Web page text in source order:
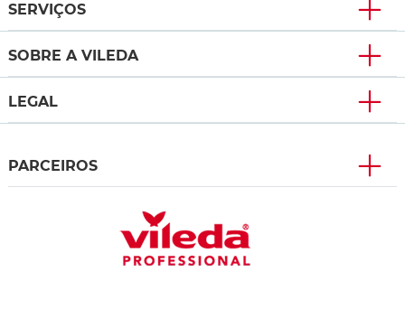
SERVIÇOS
SOBRE A VILEDA
LEGAL
PARCEIROS